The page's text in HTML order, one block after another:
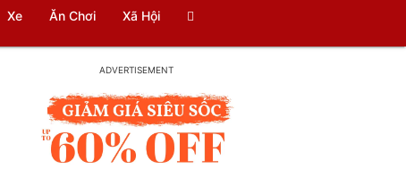
Xe Ăn Chơi Xã Hội